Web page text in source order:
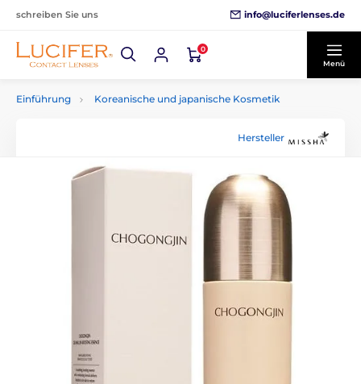
schreiben Sie uns info@luciferlenses.de
0
Menü
Einführung Koreanische und japanische Kosmetik
Hersteller